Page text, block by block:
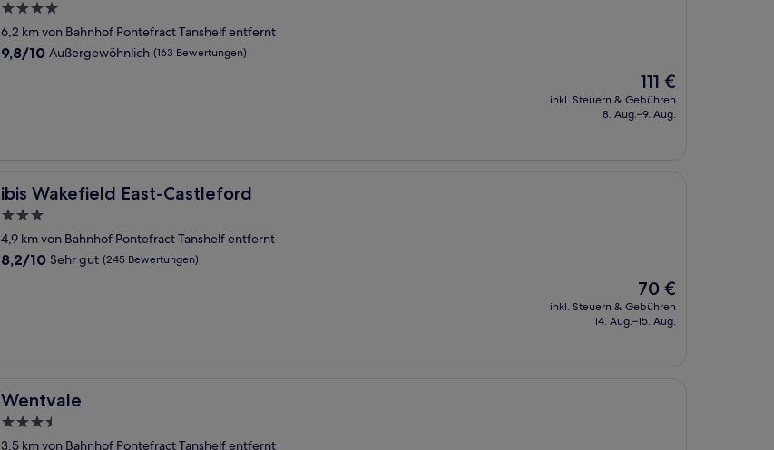
4.0-
Sterne-
Unterkunft
6,2 km von Bahnhof Pontefract Tanshelf entfernt
9.8
9,8/10 Außergewöhnlich (163 Bewertungen)
Der
Preis
beträgt
111 €
inkl. Steuern & Gebühren
8. Aug.–9. Aug.
ibis Wakefield East-Castleford
ibis Wakefield East-Castleford
3.0-
Sterne-
Unterkunft
4,9 km von Bahnhof Pontefract Tanshelf entfernt
8.2
8,2/10 Sehr gut (245 Bewertungen)
Der
Preis
beträgt
70 €
inkl. Steuern & Gebühren
14. Aug.–15. Aug.
Wentvale
Wentvale
3.5-
Sterne-
3,5 km von Bahnhof Pontefract Tanshelf entfernt